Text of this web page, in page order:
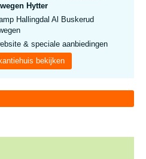
Hytter
Hallingdal Al Buskerud
& speciale aanbiedingen
bekijken